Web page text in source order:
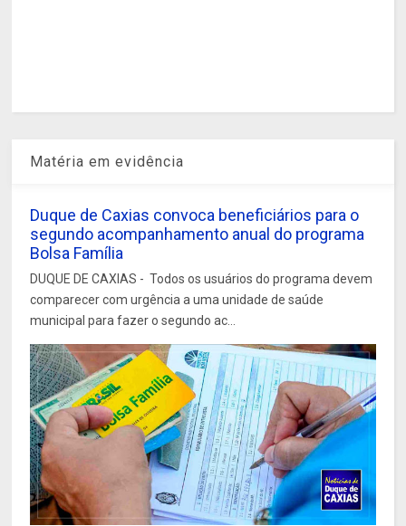
Matéria em evidência
Duque de Caxias convoca beneficiários para o
segundo acompanhamento anual do programa
Bolsa Família
DUQUE DE CAXIAS - Todos os usuários do programa devem
comparecer com urgência a uma unidade de saúde
municipal para fazer o segundo ac...